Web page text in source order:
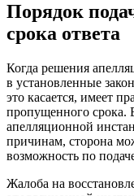
Порядок
срока ответа
Когда решения
в установленные
это касается, имеет
пропущенного срока.
апелляционной
причинам, сторона
возможность по
Жалоба на